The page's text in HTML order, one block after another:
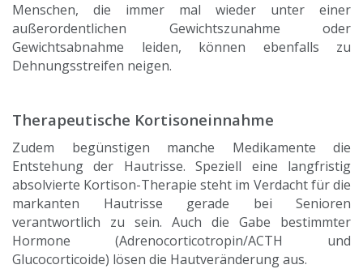
Menschen, die immer mal wieder unter einer
außerordentlichen Gewichtszunahme oder
Gewichtsabnahme leiden, können ebenfalls zu
Dehnungsstreifen neigen.
Therapeutische Kortisoneinnahme
Zudem begünstigen manche Medikamente die
Entstehung der Hautrisse. Speziell eine langfristig
absolvierte Kortison-Therapie steht im Verdacht für die
markanten Hautrisse gerade bei Senioren
verantwortlich zu sein. Auch die Gabe bestimmter
Hormone (Adrenocorticotropin/ACTH und
Glucocorticoide) lösen die Hautveränderung aus.